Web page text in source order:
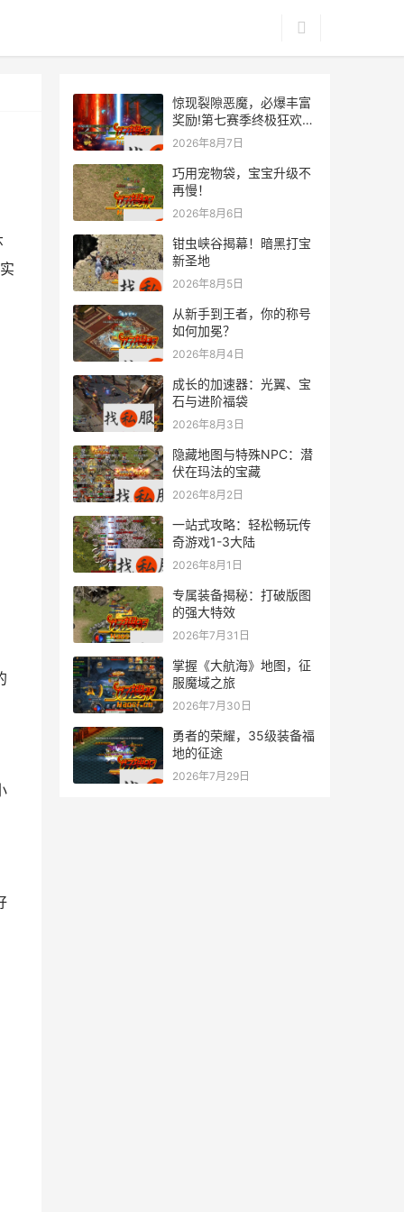
惊现裂隙恶魔，必爆丰富
奖励!第七赛季终极狂欢来
袭
2026年8月7日
巧用宠物袋，宝宝升级不
再慢！
2026年8月6日
钳虫峡谷揭幕！暗黑打宝
新圣地
2026年8月5日
从新手到王者，你的称号
如何加冕？
2026年8月4日
成长的加速器：光翼、宝
石与进阶福袋
2026年8月3日
隐藏地图与特殊NPC：潜
伏在玛法的宝藏
2026年8月2日
一站式攻略：轻松畅玩传
奇游戏1-3大陆
2026年8月1日
专属装备揭秘：打破版图
的强大特效
2026年7月31日
掌握《大航海》地图，征
服魔域之旅
2026年7月30日
勇者的荣耀，35级装备福
地的征途
2026年7月29日